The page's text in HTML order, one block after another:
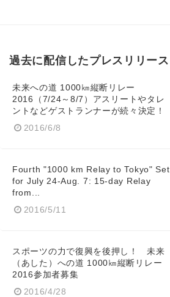
過去に配信したプレスリリース
未来への道 1000㎞縦断リレー
2016（7/24～8/7）アスリートやタレ
ントなどゲストランナーが続々決定！
2016/6/8
Fourth "1000 km Relay to Tokyo" Set
for July 24-Aug. 7: 15-day Relay
from...
2016/5/11
スポーツの力で復興を後押し！ 未来
（あした）への道 1000㎞縦断リレー
2016参加者募集
2016/4/28